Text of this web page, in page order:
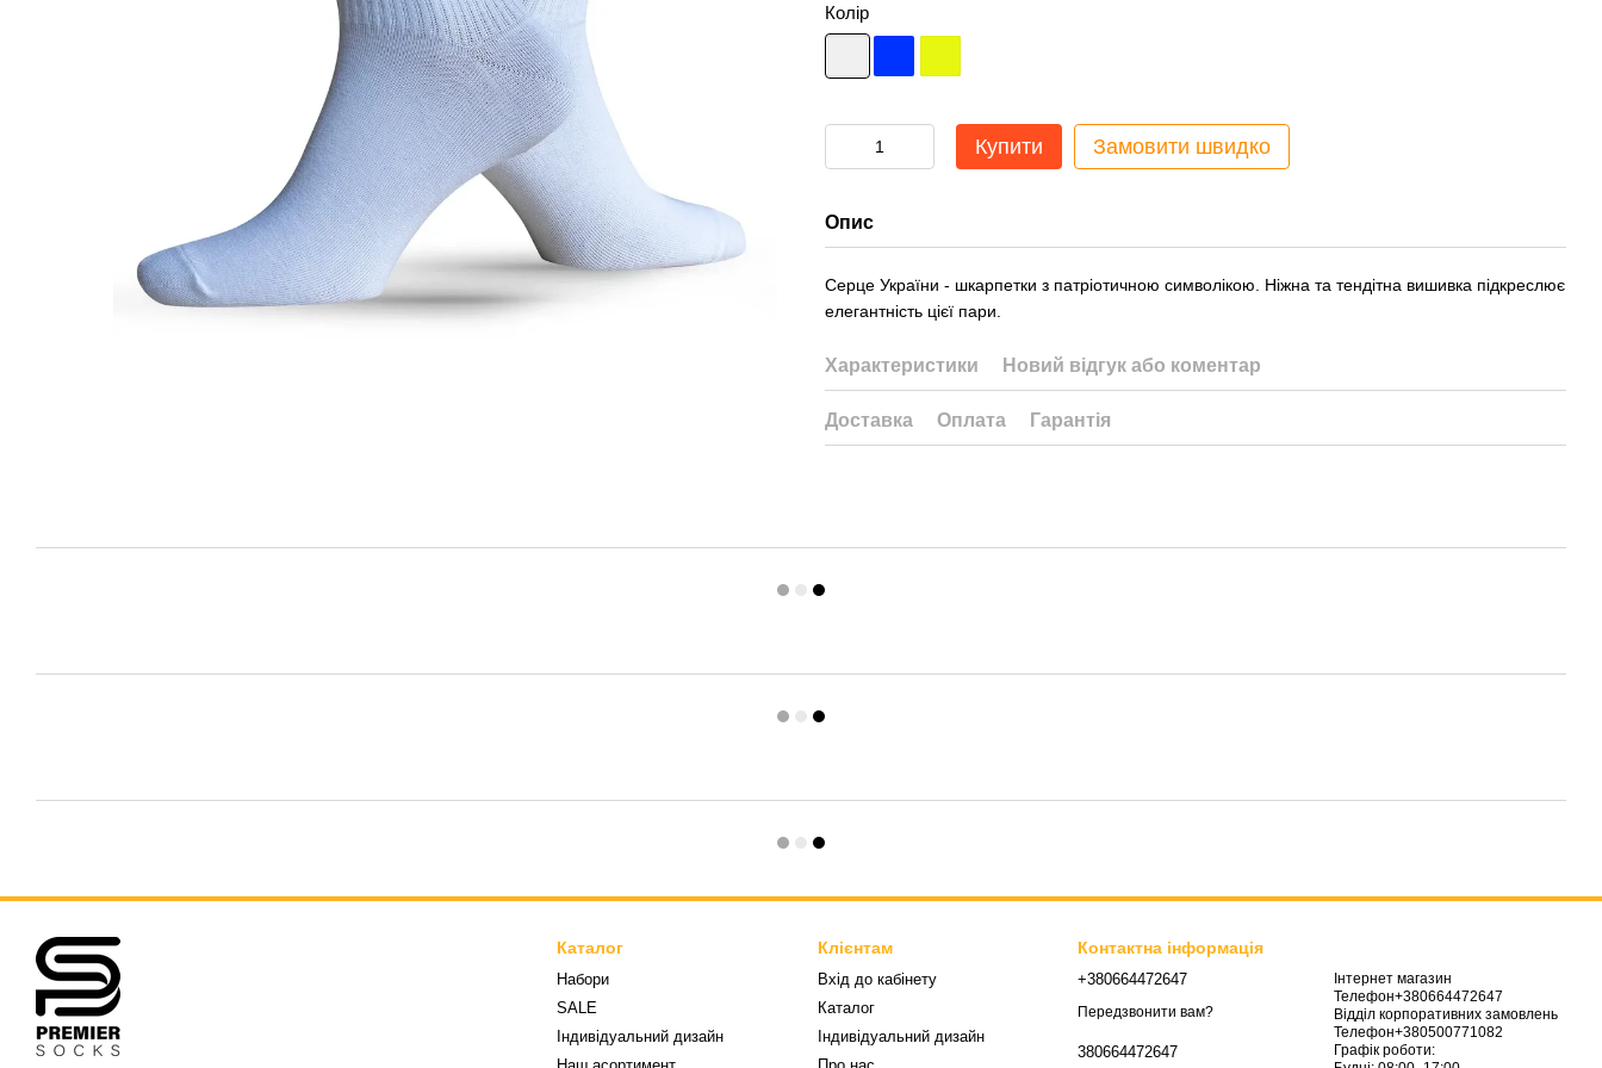
Колір
Купити Замовити швидко
Опис
Серце України - шкарпетки з патріотичною символікою. Ніжна та тендітна вишивка підкреслює
елегантність цієї пари.
Характеристики Новий відгук або коментар
Доставка Оплата Гарантія
Каталог
Набори
SALE
Індивідуальний дизайн
Клієнтам
Вхід до кабінету
Каталог
Індивідуальний дизайн
Контактна інформація
+380664472647
Передзвонити вам?
380664472647
Інтернет магазин
Телефон+380664472647
Відділ корпоративних замовлень
Телефон+380500771082
Графік роботи: